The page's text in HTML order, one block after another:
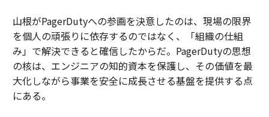
山根がPagerDutyへの参画を決意したのは、現場の限界
を個人の頑張りに依存するのではなく、「組織の仕組
み」で解決できると確信したからだ。PagerDutyの思想
の核は、エンジニアの知的資本を保護し、その価値を最
大化しながら事業を安全に成長させる基盤を提供する点
にある。